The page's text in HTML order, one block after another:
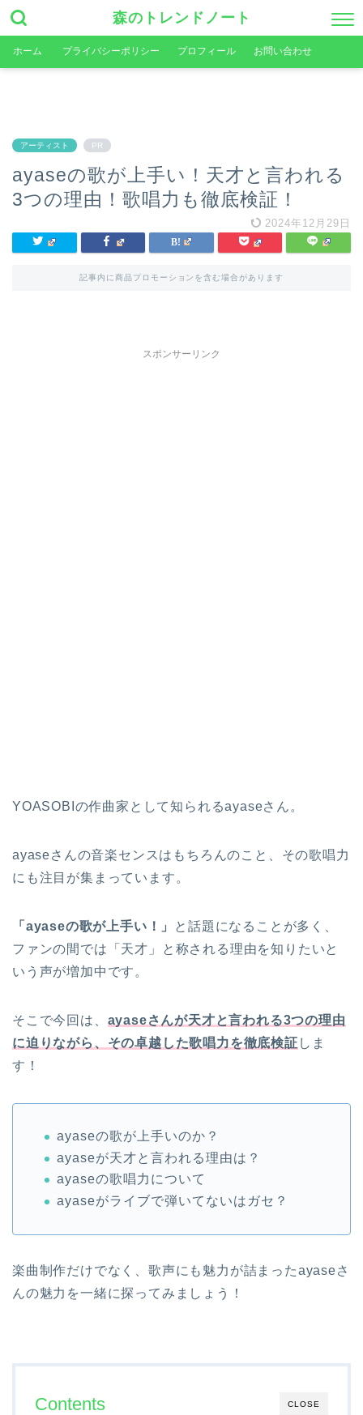
森のトレンドノート
ホーム プライバシーポリシー プロフィール お問い合わせ
アーティスト PR
ayaseの歌が上手い！天才と言われる
3つの理由！歌唱力も徹底検証！
2024年12月29日
記事内に商品プロモーションを含む場合があります
スポンサーリンク
YOASOBIの作曲家として知られるayaseさん。
ayaseさんの音楽センスはもちろんのこと、その歌唱力
にも注目が集まっています。
「ayaseの歌が上手い！」
と話題になることが多く、
ファンの間では「天才」と称される理由を知りたいと
いう声が増加中です。
そこで今回は、 ayaseさんが天才と言われる3つの理由
に迫りながら、その卓越した歌唱力を徹底検証 しま
す！
ayaseの歌が上手いのか？
ayaseが天才と言われる理由は？
ayaseの歌唱力について
ayaseがライブで弾いてないはガセ？
楽曲制作だけでなく、歌声にも魅力が詰まったayaseさ
んの魅力を一緒に探ってみましょう！
CLOSE
Contents